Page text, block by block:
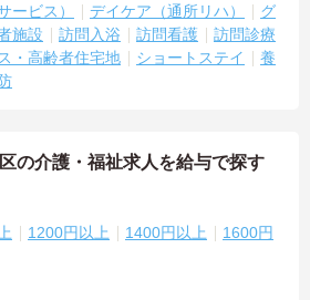
ービス） デイケア（通所リハ）
グ
施設 訪問入浴 訪問看護
訪問診療
・高齢者住宅地 ショートステイ
養
の介護・福祉求人を給与で探す
1200円以上 1400円以上
1600円